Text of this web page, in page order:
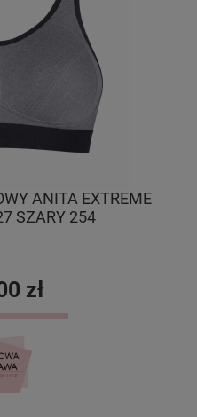
ANITA EXTREME
SZARY 254
zł